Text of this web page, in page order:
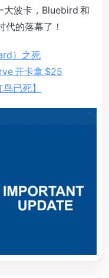
大波卡，Bluebird 和
的落幕了！
）之死
开卡拿 $25
已死】